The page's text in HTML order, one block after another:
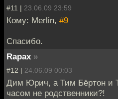
#11 | 23.06.09 23:59
Кому: Merlin, #9
Спасибо.
Rapax »
#12 | 24.06.09 00:03
Дим Юрич, а Тим Бёртон и
часом не родственники?!